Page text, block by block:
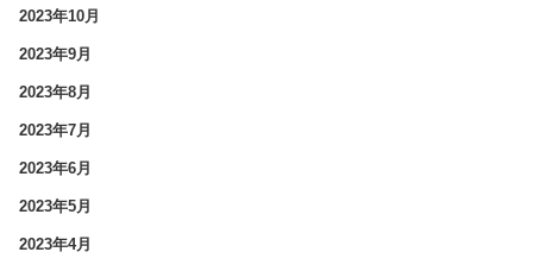
2023年10月
2023年9月
2023年8月
2023年7月
2023年6月
2023年5月
2023年4月